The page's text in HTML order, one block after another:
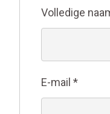
Volledige
E-mail *